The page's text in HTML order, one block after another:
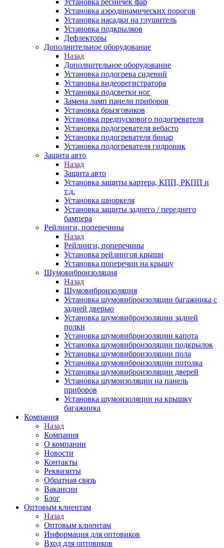
Установка ресничек фар
Установка аэродинамических порогов
Установка насадки на глушитель
Установка подкрылков
Дефлекторы
Дополнительное оборудование
Назад
Дополнительное оборудование
Установка подогрева сидений
Установка видеорегистратора
Установка подсветки ног
Замена ламп панели приборов
Установка брызговиков
Установка предпускового подогревателя
Установка подогревателя вебасто
Установка подогревателя бинар
Установка подогревателя гидроник
Защита авто
Назад
Защита авто
Установка защиты картера, КПП, РКПП и
т.д.
Установка шноркеля
Установка защиты заднего / переднего
бампера
Рейлинги, поперечины
Назад
Рейлинги, поперечины
Установка рейлингов крыши
Установка поперечин на крышу
Шумовиброизоляция
Назад
Шумовиброизоляция
Установка шумовиброизоляции багажника с
задней дверью
Установка шумовиброизоляции задней
полки
Установка шумовиброизоляции капота
Установка шумовиброизоляции подкрылок
Установка шумовиброизоляции пола
Установка шумовиброизоляции потолка
Установка шумовиброизоляции дверей
Установка шумоизоляции на панель
приборов
Установка шумоизоляции на крышку
багажника
Компания
Назад
Компания
О компании
Новости
Контакты
Реквизиты
Обратная связь
Вакансии
Блог
Оптовым клиентам
Назад
Оптовым клиентам
Информация для оптовиков
Вход для оптовиков